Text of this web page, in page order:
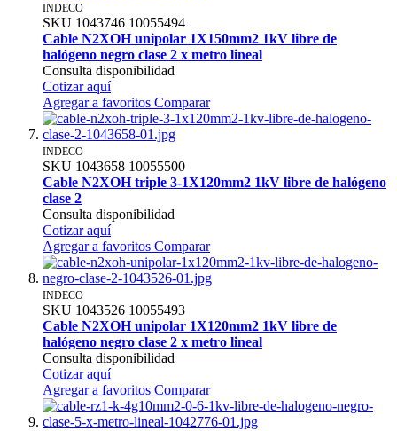
INDECO
SKU 1043746 10055494
Cable N2XOH unipolar 1X150mm2 1kV libre de
halógeno negro clase 2 x metro lineal
Consulta disponibilidad
Cotizar aquí
Agregar a favoritos Comparar
INDECO
SKU 1043658 10055500
Cable N2XOH triple 3-1X120mm2 1kV libre de halógeno
clase 2
Consulta disponibilidad
Cotizar aquí
Agregar a favoritos Comparar
INDECO
SKU 1043526 10055493
Cable N2XOH unipolar 1X120mm2 1kV libre de
halógeno negro clase 2 x metro lineal
Consulta disponibilidad
Cotizar aquí
Agregar a favoritos Comparar